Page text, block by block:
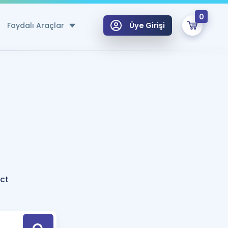
Faydalı Araçlar
Hesaplama Aracı
için Öneriler
Tek Takvimde
Üye Girişi
0